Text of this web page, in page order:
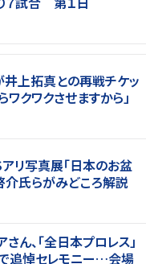
上拓真との再戦チケッ
クワクさせますから」
リ写真展「日本のお盆
介氏らがみどころ解説
さん、「全日本プロレス」
追悼セレモニー…会場